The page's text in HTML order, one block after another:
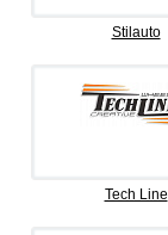
Stilauto
Tech Line